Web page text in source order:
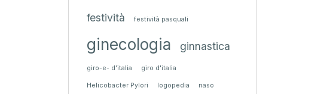
festività
festività pasquali
ginecologia ginnastica
giro-e- d'italia giro d'italia
Helicobacter Pylori logopedia naso